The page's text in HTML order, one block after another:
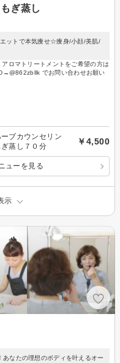
ぎ蒸し
ットで本気痩せ☆痩身/小顔/美肌/
ロマトリートメントをご希望の方は
でお問い合わせお願い
ブカウンセリン
蒸し７０分
￥4,500
ューを見る
示
なたの理想のボディを叶えるオー